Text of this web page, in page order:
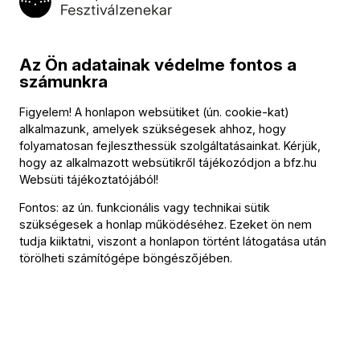
Marketingmenedzsert keresünk
Hír
„Olyan érzés volt, mintha most
Az Ön adatainak védelme fontos a
számunkra
Figyelem! A honlapon websütiket (ún. cookie-kat)
alkalmazunk, amelyek szükségesek ahhoz, hogy
folyamatosan fejleszthessük szolgáltatásainkat. Kérjük,
hogy az alkalmazott websütikről tájékozódjon a bfz.hu
Websüti tájékoztatójából!
Fontos: az ún. funkcionális vagy technikai sütik
szükségesek a honlap működéséhez. Ezeket ön nem
tudja kiiktatni, viszont a honlapon történt látogatása után
törölheti számítógépe böngészőjében.